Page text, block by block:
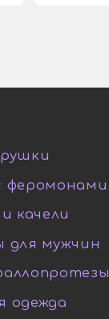
феромонами
качели
для мужчин
одежда